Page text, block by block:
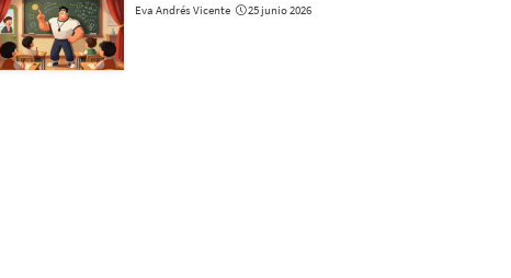
Eva Andrés Vicente 25 junio 2026